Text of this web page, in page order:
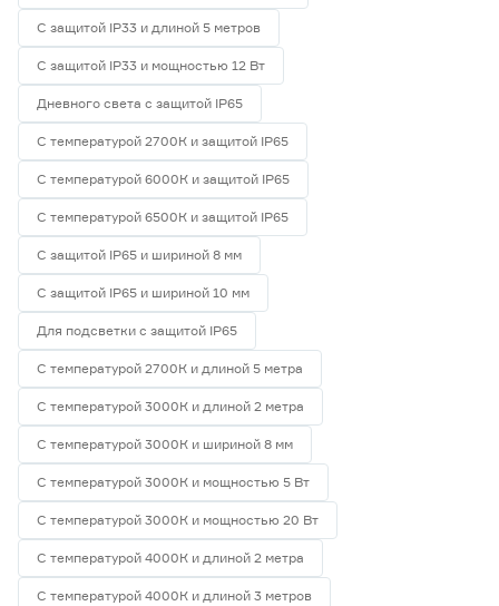
С защитой IP33 и длиной 5 метров
С защитой IP33 и мощностью 12 Вт
Дневного света с защитой IP65
С температурой 2700К и защитой IP65
С температурой 6000К и защитой IP65
С температурой 6500К и защитой IP65
С защитой IP65 и шириной 8 мм
С защитой IP65 и шириной 10 мм
Для подсветки с защитой IP65
С температурой 2700К и длиной 5 метра
С температурой 3000К и длиной 2 метра
С температурой 3000К и шириной 8 мм
С температурой 3000К и мощностью 5 Вт
С температурой 3000К и мощностью 20 Вт
С температурой 4000К и длиной 2 метра
С температурой 4000К и длиной 3 метров